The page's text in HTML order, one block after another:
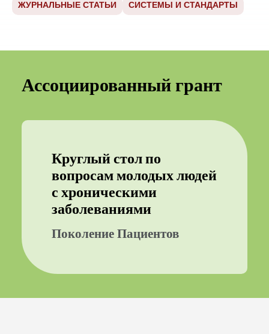
ЖУРНАЛЬНЫЕ СТАТЬИ СИСТЕМЫ И СТАНДАРТЫ
Ассоциированный грант
Круглый стол по
вопросам молодых людей
с хроническими
заболеваниями
Поколение Пациентов